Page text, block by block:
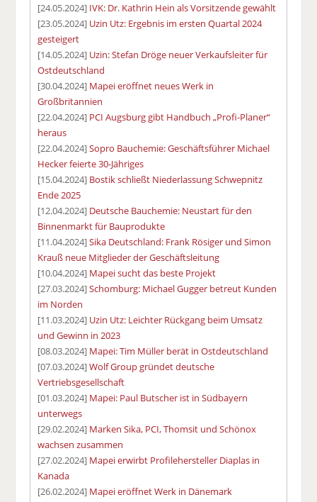
[24.05.2024] IVK: Dr. Kathrin Hein als Vorsitzende gewählt
[23.05.2024] Uzin Utz: Ergebnis im ersten Quartal 2024
gesteigert
[14.05.2024] Uzin: Stefan Dröge neuer Verkaufsleiter für
Ostdeutschland
[30.04.2024] Mapei eröffnet neues Werk in
Großbritannien
[22.04.2024] PCI Augsburg gibt Handbuch „Profi-Planer“
heraus
[22.04.2024]Sopro Bauchemie: Geschäftsführer Michael
Hecker feierte 30-Jähriges
[15.04.2024] Bostik schließt Niederlassung Schwepnitz
Ende 2025
[12.04.2024] Deutsche Bauchemie: Neustart für den
Binnenmarkt für Bauprodukte
[11.04.2024]Sika Deutschland: Frank Rösiger und Simon
Krauß neue Mitglieder der Geschäftsleitung
[10.04.2024] Mapei sucht das beste Projekt
[27.03.2024]Schomburg: Michael Gugger betreut Kunden
im Norden
[11.03.2024] Uzin Utz: Leichter Rückgang beim Umsatz
und Gewinn in 2023
[08.03.2024] Mapei: Tim Müller berät in Ostdeutschland
[07.03.2024]Wolf Group gründet deutsche
Vertriebsgesellschaft
[01.03.2024] Mapei: Paul Butscher ist in Südbayern
unterwegs
[29.02.2024] Marken Sika, PCI, Thomsit und Schönox
wachsen zusammen
[27.02.2024] Mapei erwirbt Profilehersteller Diaplas in
Kanada
[26.02.2024] Mapei eröffnet Werk in Dänemark